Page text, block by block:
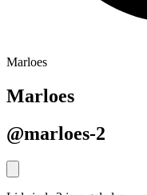
Marloes
Marloes
@marloes-2